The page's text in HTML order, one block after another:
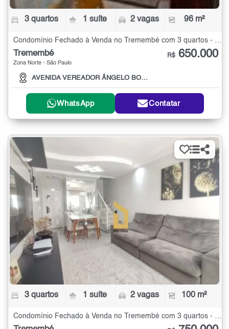
3 quartos 1 suíte 2 vagas 96 m²
Condomínio Fechado à Venda no Tremembé com 3 quartos - 96 m²
Tremembé
Zona Norte - São Paulo
AVENIDA VEREADOR ÂNGELO BORTOLO , 60
R$ 650.000
WhatsApp Contatar
3 quartos 1 suíte 2 vagas 100 m²
Condomínio Fechado à Venda no Tremembé com 3 quartos - 100 m²